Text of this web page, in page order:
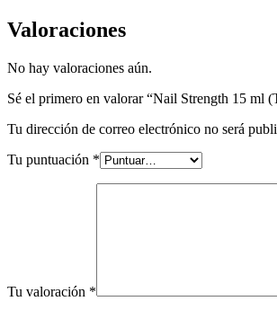
Valoraciones
No hay valoraciones aún.
Sé el primero en valorar “Nail Strength 15 ml
Tu dirección de correo electrónico no será
Tu puntuación *
Tu valoración *